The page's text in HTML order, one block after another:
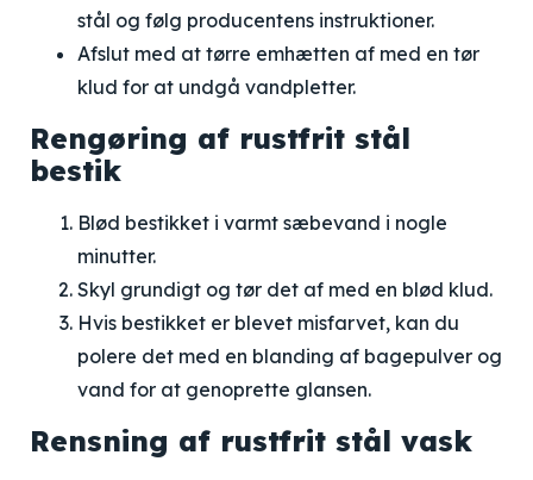
stål og følg producentens instruktioner.
Afslut med at tørre emhætten af med en tør
klud for at undgå vandpletter.
Rengøring af rustfrit stål
bestik
Blød bestikket i varmt sæbevand i nogle
minutter.
Skyl grundigt og tør det af med en blød klud.
Hvis bestikket er blevet misfarvet, kan du
polere det med en blanding af bagepulver og
vand for at genoprette glansen.
Rensning af rustfrit stål vask